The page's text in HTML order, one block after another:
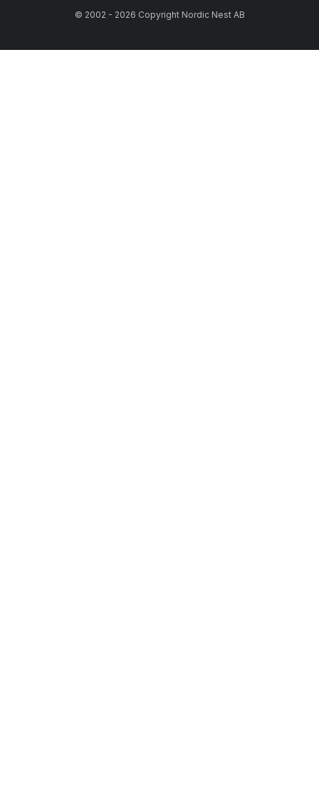
© 2002 - 2026 Copyright Nordic Nest AB